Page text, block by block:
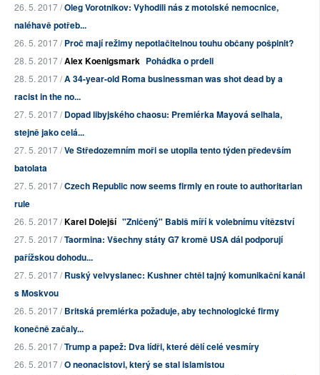
26. 5. 2017 /Oleg Vorotnikov: Vyhodili nás z motolské nemocnice,
naléhavě potřeb...
26. 5. 2017 /Proč mají režimy nepotlačitelnou touhu občany pošpinit?
28. 5. 2017 /Alex Koenigsmark Pohádka o prdeli
28. 5. 2017 /A 34-year-old Roma businessman was shot dead by a
racist in the no...
27. 5. 2017 /Dopad libyjského chaosu: Premiérka Mayová selhala,
stejně jako celá...
27. 5. 2017 /Ve Středozemním moři se utopila tento týden především
batolata
27. 5. 2017 /Czech Republic now seems firmly en route to authoritarian
rule
26. 5. 2017 /Karel Dolejší "Zničený" Babiš míří k volebnímu vítězství
27. 5. 2017 /Taormina: Všechny státy G7 kromě USA dál podporují
pařížskou dohodu...
27. 5. 2017 /Ruský velvyslanec: Kushner chtěl tajný komunikační kanál
s Moskvou
26. 5. 2017 /Britská premiérka požaduje, aby technologické firmy
konečně začaly...
26. 5. 2017 /Trump a papež: Dva lídři, které dělí celé vesmíry
26. 5. 2017 /O neonacistovi, který se stal islamistou